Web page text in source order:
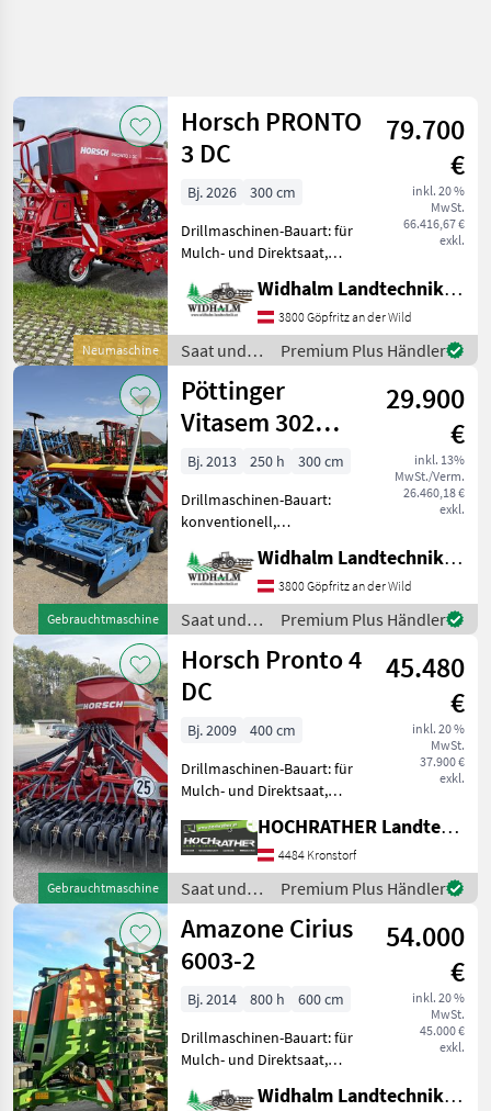
Neumaschine
Horsch PRONTO
3 DC
79.700
€
inkl. 20 %
MwSt.
66.416,67 €
exkl.
Bj. 2026
300 cm
Drillmaschinen-Bauart: für
Mulch- und Direktsaat,
Zweischeibenschare,
Fahrgassenschaltung,
Fahrwerk, Spuranreisser,
Zwischenreifenpacker
Ausstattung: - ISO
Widhalm Landtechnik GmbH
3800 Göpfritz an der Wild
Saat und
Pflege /
Horsch
Premium Plus Händler
Gebrauchtmaschine
Pöttinger
Vitasem 302
Classic
29.900
€
inkl. 13%
MwSt./Verm.
26.460,18 €
exkl.
Bj. 2013 250 h
300 cm
Drillmaschinen-Bauart:
konventionell,
Einscheibenschare,
Extrastriegel,
Fahrgassenschaltung,
Spuranreisser Pöttinger
Vitasem 302 Classic - Bj.
2013 - Erst
Widhalm Landtechnik GmbH
3800 Göpfritz an der Wild
Saat und
Pflege /
Pöttinger
Premium Plus Händler
Gebrauchtmaschine
Horsch Pronto 4
DC
45.480
€
inkl. 20 %
MwSt.
37.900 €
exkl.
Bj. 2009
400 cm
Drillmaschinen-Bauart: für
Mulch- und Direktsaat,
Zweischeibenschare,
Extrastriegel,
Fahrgassenschaltung,
Fahrwerk, Spuranreisser
Universelles
Einsatzspektrum
HOCHRATHER Landtechnik GmbH
4484 Kronstorf
Saat und
Pflege /
Horsch
Premium Plus Händler
Amazone Cirius
6003-2
54.000
€
inkl. 20 %
MwSt.
45.000 €
exkl.
Bj. 2014 800 h
600 cm
Drillmaschinen-Bauart: für
Mulch- und Direktsaat,
Einscheibenschare,
Widhalm Landtechnik GmbH